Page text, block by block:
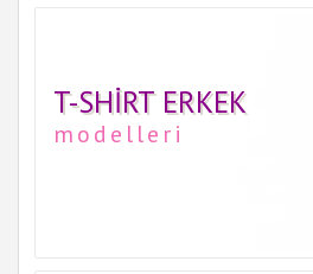
T-SHIRT ERKEK
modelleri